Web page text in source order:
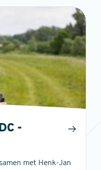
-
met Henk-Jan